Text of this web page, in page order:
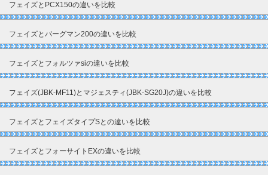
フェイズとPCX150の違いを比較
フェイズとバーグマン200の違いを比較
フェイズとフォルツァsiの違いを比較
フェイズ(JBK-MF11)とマジェスティ(JBK-SG20J)の違いを比較
フェイズとフェイズタイプSとの違いを比較
フェイズとフォーサイトEXの違いを比較